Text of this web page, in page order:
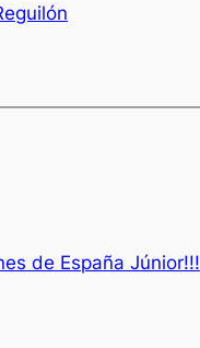
de España Júnior!!!